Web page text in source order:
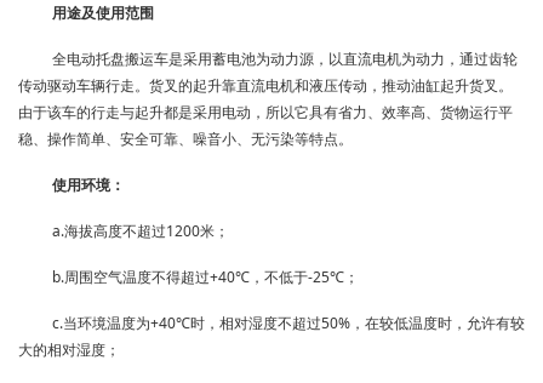
用途及使用范围
全电动托盘搬运车是采用蓄电池为动力源，以直流电机为动力，通过齿轮
传动驱动车辆行走。货叉的起升靠直流电机和液压传动，推动油缸起升货叉。
由于该车的行走与起升都是采用电动，所以它具有省力、效率高、货物运行平
稳、操作简单、安全可靠、噪音小、无污染等特点。
使用环境：
a.海拔高度不超过1200米；
b.周围空气温度不得超过+40℃，不低于-25℃；
c.当环境温度为+40℃时，相对湿度不超过50%，在较低温度时，允许有较
大的相对湿度；